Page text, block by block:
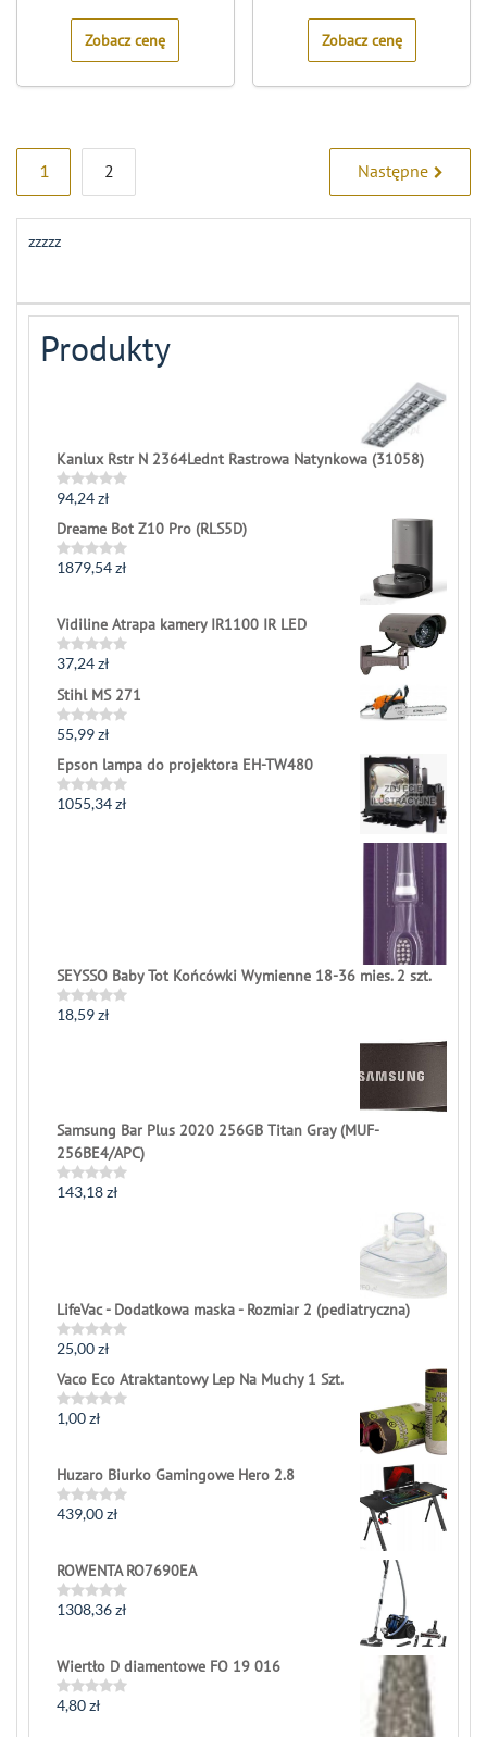
5
Zobacz cenę
5
Zobacz cenę
Stronicowanie
wpisów
1 2 Następne
zzzzz
Produkty
Kanlux Rstr N 2364Lednt Rastrowa Natynkowa (31058)
Rated
out
of
5
94,24zł
Dreame Bot Z10 Pro (RLS5D)
Rated
of
5
1879,54zł
Vidiline Atrapa kamery IR1100 IR LED
Rated
out
of
5
37,24zł
Stihl MS 271
Rated
out
of
5
55,99zł
Epson lampa do projektora EH-TW480
Rated
1055,34zł
SEYSSO Baby Tot Końcówki Wymienne 18-36 mies. 2 szt.
Rated
18,59zł
Samsung Bar Plus 2020 256GB Titan Gray (MUF-
256BE4/APC)
Rated
143,18zł
LifeVac - Dodatkowa maska - Rozmiar 2 (pediatryczna)
Rated
out
of
5
25,00zł
Vaco Eco Atraktantowy Lep Na Muchy 1 Szt.
Rated
of
5
1,00zł
Huzaro Biurko Gamingowe Hero 2.8
Rated
of
5
439,00zł
ROWENTA RO7690EA
Rated
of
5
1308,36zł
Wiertło D diamentowe FO 19 016
Rated
4,80zł